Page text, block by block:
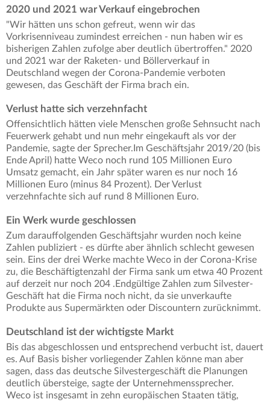
2020 und 2021 war Verkauf eingebrochen
"Wir hätten uns schon gefreut, wenn wir das
Vorkrisenniveau zumindest erreichen - nun haben wir es
bisherigen Zahlen zufolge aber deutlich übertroffen." 2020
und 2021 war der Raketen- und Böllerverkauf in
Deutschland wegen der Corona-Pandemie verboten
gewesen, das Geschäft der Firma brach ein.
Verlust hatte sich verzehnfacht
Offensichtlich hätten viele Menschen große Sehnsucht nach
Feuerwerk gehabt und nun mehr eingekauft als vor der
Pandemie, sagte der Sprecher.Im Geschäftsjahr 2019/20 (bis
Ende April) hatte Weco noch rund 105 Millionen Euro
Umsatz gemacht, ein Jahr später waren es nur noch 16
Millionen Euro (minus 84 Prozent). Der Verlust
verzehnfachte sich auf rund 8 Millionen Euro.
Ein Werk wurde geschlossen
Zum darauffolgenden Geschäftsjahr wurden noch keine
Zahlen publiziert - es dürfte aber ähnlich schlecht gewesen
sein. Eins der drei Werke machte Weco in der Corona-Krise
zu, die Beschäftigtenzahl der Firma sank um etwa 40 Prozent
auf derzeit nur noch 204 .Endgültige Zahlen zum Silvester-
Geschäft hat die Firma noch nicht, da sie unverkaufte
Produkte aus Supermärkten oder Discountern zurücknimmt.
Deutschland ist der wichtigste Markt
Bis das abgeschlossen und entsprechend verbucht ist, dauert
es. Auf Basis bisher vorliegender Zahlen könne man aber
sagen, dass das deutsche Silvestergeschäft die Planungen
deutlich übersteige, sagte der Unternehmenssprecher.
Weco ist insgesamt in zehn europäischen Staaten tätig,